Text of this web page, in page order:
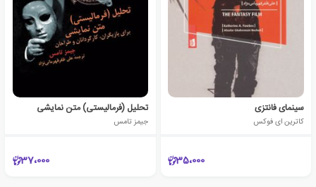
سینمای فانتزی
کاترین ای فوکس
35،000
تحلیل (فرمالیستی) متن نمایشی
جیمز تامس
37،000